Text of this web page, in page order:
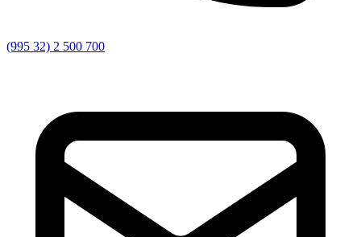
(995 32) 2 500 700